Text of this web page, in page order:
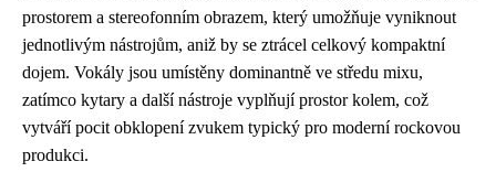
prostorem a stereofonním obrazem, který umožňuje vyniknout
jednotlivým nástrojům, aniž by se ztrácel celkový kompaktní
dojem. Vokály jsou umístěny dominantně ve středu mixu,
zatímco kytary a další nástroje vyplňují prostor kolem, což
vytváří pocit obklopení zvukem typický pro moderní rockovou
produkci.